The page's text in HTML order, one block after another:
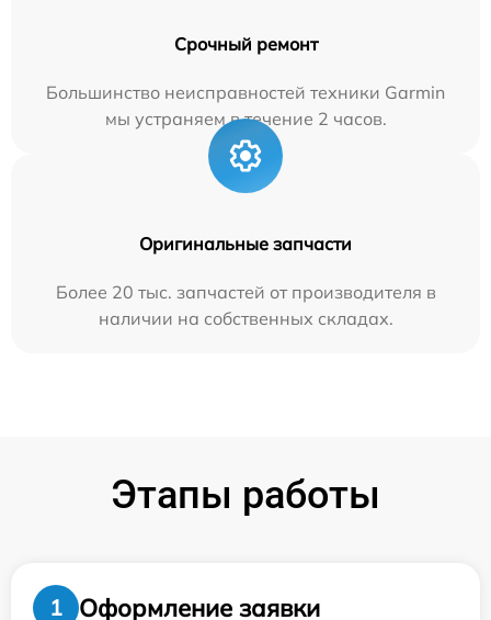
Срочный ремонт
Большинство неисправностей техники Garmin
мы устраняем в течение 2 часов.
Оригинальные запчасти
Более 20 тыс. запчастей от производителя в
наличии на собственных складах.
Этапы работы
1
Оформление заявки